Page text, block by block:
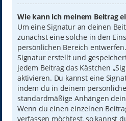
Wie kann ich meinem Beitrag
Um eine Signatur an deinen
zunächst eine solche in den
persönlichen Bereich
Signatur erstellt und
jedem Beitrag das Kästchen
aktivieren. Du kannst eine
indem du in deinem
standardmäßige Anhängen
Wenn du einen einzelnen
verfassen möchtest, so kannst